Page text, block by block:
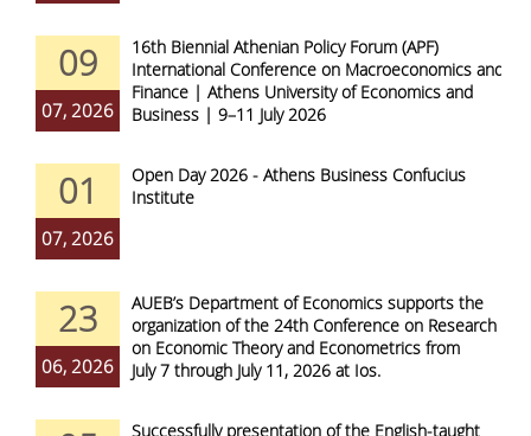
09
07, 2026
16th Biennial Athenian Policy Forum (APF)
International Conference on Macroeconomics and
Finance | Athens University of Economics and
Business | 9–11 July 2026
01
07, 2026
Open Day 2026 - Athens Business Confucius
Institute
23
06, 2026
AUEB’s Department of Economics supports the
organization of the 24th Conference on Research
on Economic Theory and Econometrics from
July 7 through July 11, 2026 at Ios.
Successfully presentation of the English-taught